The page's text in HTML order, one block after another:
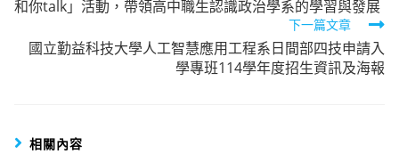
articles
和你talk」活動，帶領高中職生認識政治學系的學習與發展
下一篇文章
國立勤益科技大學人工智慧應用工程系日間部四技申請入
學專班114學年度招生資訊及海報
相關內容